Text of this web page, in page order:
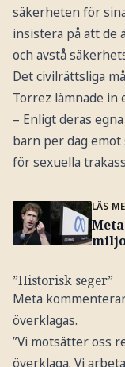
säkerheten för
insistera på att de
och avstå
Det civilrättsliga
Torrez lämnade in
– Enligt deras
barn per dag
för sexuella
LÄS
”Historisk seger”
Meta
överklagas.
”Vi motsätter oss
överklaga. Vi